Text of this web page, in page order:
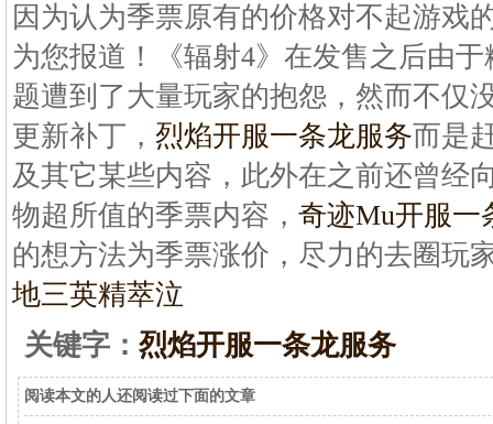
因为认为季票原有的价格对不起游戏
为您报道！《辐射4》在发售之后由
题遭到了大量玩家的抱怨，然而不仅
更新补丁， 烈焰开服一条龙服务而是
及其它某些内容，此外在之前还曾经
物超所值的季票内容， 奇迹Mu开服一
的想方法为季票涨价，尽力的去圈玩
地三英精萃泣
关键字： 烈焰开服一条龙服务
阅读本文的人还阅读过下面的文章